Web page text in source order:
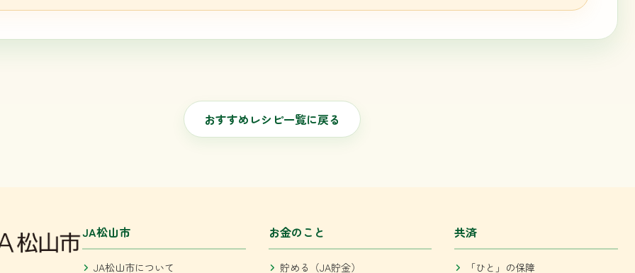
おすすめレシピ一覧に戻る
JA松山市
JA松山市について
お金のこと
貯める（JA貯金）
共済
「ひと」の保障